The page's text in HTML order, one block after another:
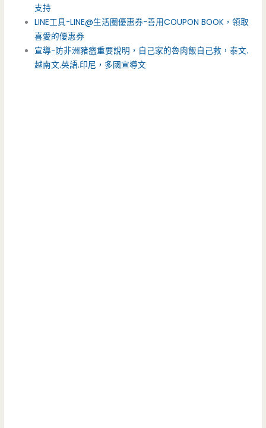
支持
LINE工具-LINE@生活圈優惠券-善用COUPON BOOK，領取
喜愛的優惠券
宣導-防非洲豬瘟重要說明，自己家的魯肉飯自己救，泰文.
越南文.英語.印尼，多國宣導文